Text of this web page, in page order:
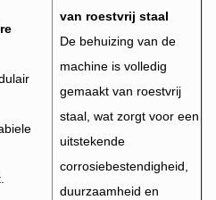
van roestvrij staal
De behuizing van de
machine is volledig
gemaakt van roestvrij
staal, wat zorgt voor een
uitstekende
corrosiebestendigheid,
duurzaamheid en